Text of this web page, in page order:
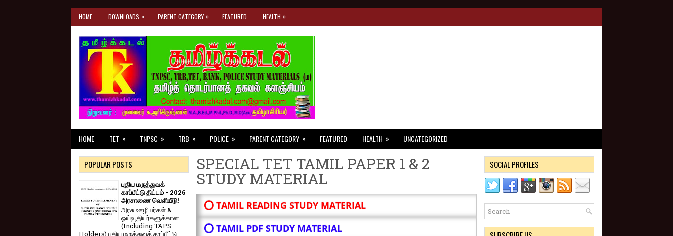
HOME DOWNLOADS » PARENT CATEGORY » FEATURED HEALTH »
HOME TET » TNPSC » TRB » POLICE » PARENT CATEGORY » FEATURED HEALTH » UNCATEGORIZED
SPECIAL TET TAMIL PAPER 1 & 2
STUDY MATERIAL
⭕ TAMIL READING STUDY MATERIAL
⭕ TAMIL PDF STUDY MATERIAL
POPULAR POSTS
புதிய மருத்துவக்
காப்பீட்டு திட்டம் - 2026
அரசாணை வெளியீடு!
அரசு ஊழியர்கள் &
ஓய்வூதியர்களுக்கான
(Including TAPS
Holders) புதிய மருத்துவக் காப்பீட்டு
SOCIAL PROFILES